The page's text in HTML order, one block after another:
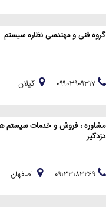
گروه فنی و مهندسی نظاره سیستم
گيلان
مشاوره ، فروش و خدمات سیستم
دزدگیر
اصفهان